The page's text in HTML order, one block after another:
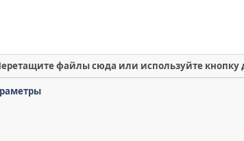
файлы сюда или используйте кнопку